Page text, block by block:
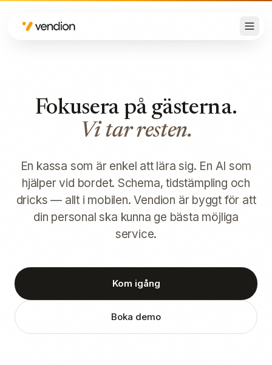
Fokusera på gästerna.
Vi tar resten.
En kassa som är enkel att lära sig. En AI som
hjälper vid bordet. Schema, tidstämpling och
dricks — allt i mobilen. Vendion är byggt för att
din personal ska kunna ge bästa möjliga
service.
Kom igång
Boka demo